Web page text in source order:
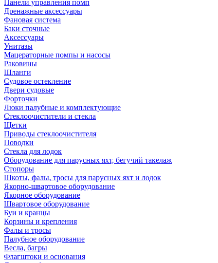
Панели управления помп
Дренажные аксессуары
Фановая система
Баки сточные
Аксессуары
Унитазы
Мацераторные помпы и насосы
Раковины
Шланги
Судовое остекление
Двери судовые
Форточки
Люки палубные и комплектующие
Стеклоочистители и стекла
Щетки
Приводы стеклоочистителя
Поводки
Стекла для лодок
Оборудование для парусных яхт, бегучий такелаж
Стопоры
Шкоты, фалы, тросы для парусных яхт и лодок
Якорно-швартовое оборудование
Якорное оборудование
Швартовое оборудование
Буи и кранцы
Корзины и крепления
Фалы и тросы
Палубное оборудование
Весла, багры
Флагштоки и основания